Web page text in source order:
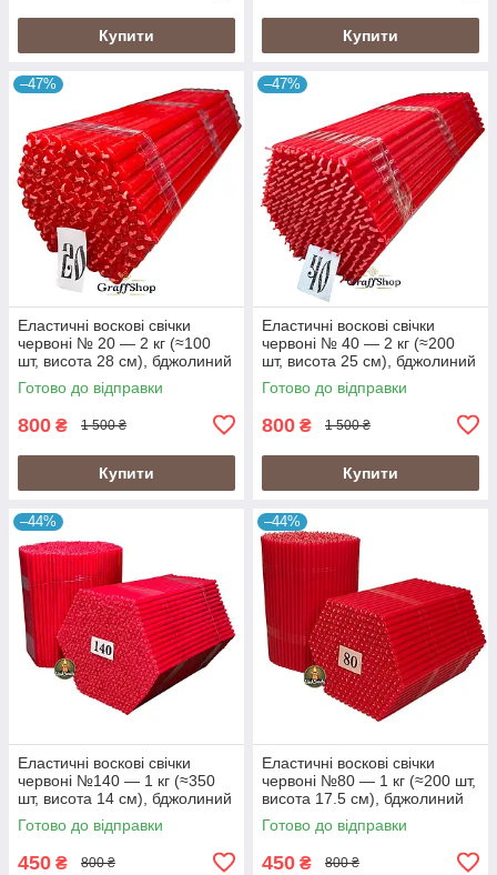
Купити Купити
–47%
Еластичні воскові свічки
червоні № 20 — 2 кг (≈100
шт, висота 28 см), бджолиний
віск
Готово до відправки
800 ₴ 1 500 ₴
Купити
–47%
Еластичні воскові свічки
червоні № 40 — 2 кг (≈200
шт, висота 25 см), бджолиний
віск
Готово до відправки
800 ₴ 1 500 ₴
Купити
–44%
Еластичні воскові свічки
червоні №140 — 1 кг (≈350
шт, висота 14 см), бджолиний
віск
Готово до відправки
450 ₴ 800 ₴
–44%
Еластичні воскові свічки
червоні №80 — 1 кг (≈200 шт,
висота 17.5 см), бджолиний
віск
Готово до відправки
450 ₴ 800 ₴